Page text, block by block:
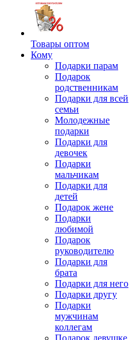
Товары оптом
Кому
Подарки парам
Подарок
родственникам
Подарки для всей
семьи
Молодежные
подарки
Подарки для
девочек
Подарки
мальчикам
Подарки для
детей
Подарок жене
Подарки
любимой
Подарок
руководителю
Подарки для
брата
Подарки для него
Подарки другу
Подарки
мужчинам
коллегам
Подарок девушке